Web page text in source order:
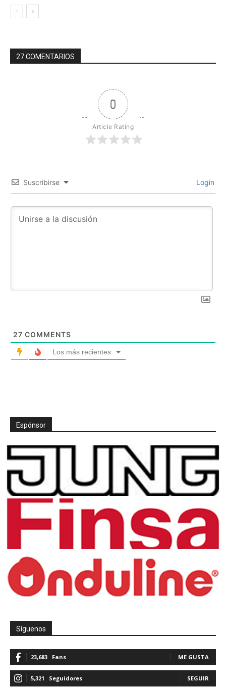
27 COMENTARIOS
0
Article Rating
Suscribirse Login
27 COMMENTS
Los más recientes
Espónsor
Síguenos
23,683 Fans ME GUSTA
5,321 Seguidores SEGUIR